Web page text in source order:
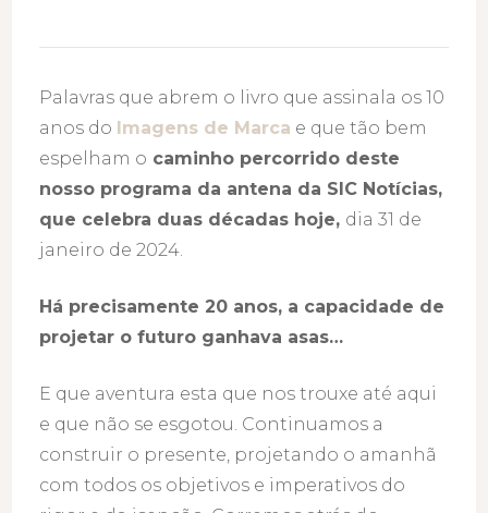
Palavras que abrem o livro que assinala os 10
anos do Imagens de Marca e que tão bem
espelham o caminho percorrido deste
nosso programa da antena da SIC Notícias,
que celebra duas décadas hoje, dia 31 de
janeiro de 2024.
Há precisamente 20 anos, a capacidade de
projetar o futuro ganhava asas…
E que aventura esta que nos trouxe até aqui
e que não se esgotou. Continuamos a
construir o presente, projetando o amanhã
com todos os objetivos e imperativos do